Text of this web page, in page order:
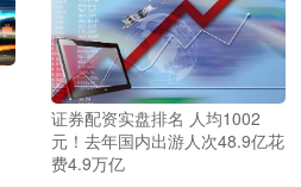
证券配资实盘排名 人均1002
元！去年国内出游人次48.9亿花
费4.9万亿